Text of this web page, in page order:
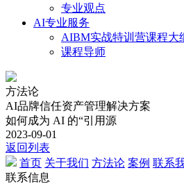
专业观点
AI专业服务
AIBM实战特训营课程大
课程导师
方法论
AI品牌信任资产管理解决方案
如何成为 AI 的“引用源
2023-09-01
返回列表
首页 关于我们 方法论 案例 联系
联系信息